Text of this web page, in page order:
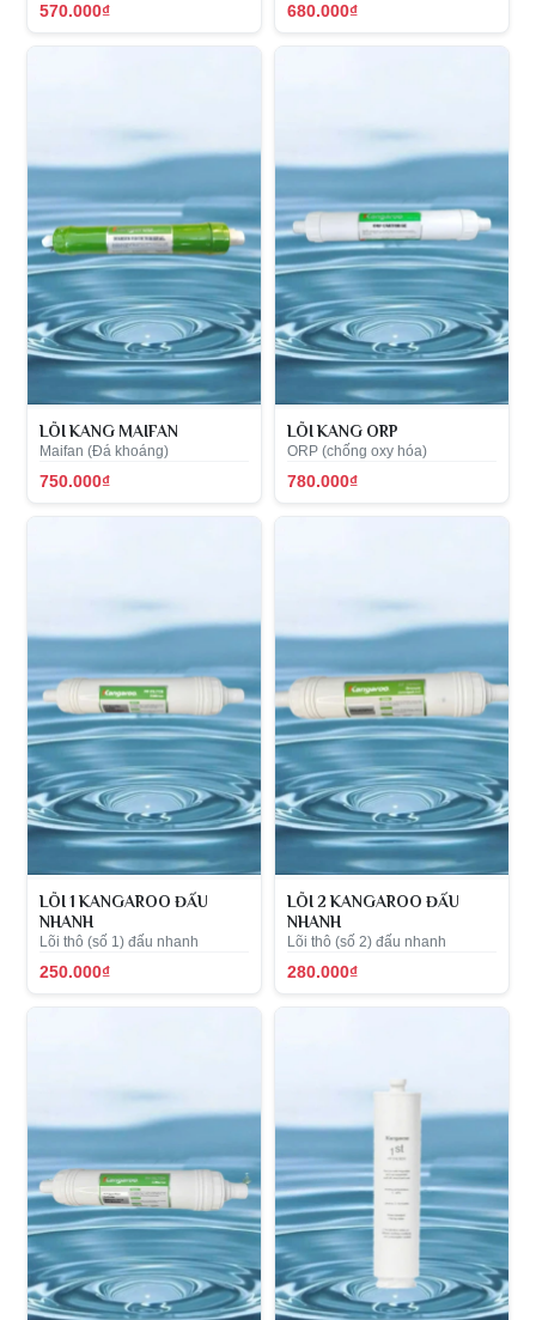
570.000₫ 680.000₫
LÕI KANG MAIFAN
Maifan (Đá khoáng)
750.000₫
LÕI KANG ORP
ORP (chống oxy hóa)
780.000₫
LÕI 1 KANGAROO ĐẤU
NHANH
Lõi thô (số 1) đấu nhanh
250.000₫
LÕI 2 KANGAROO ĐẤU
NHANH
Lõi thô (số 2) đấu nhanh
280.000₫